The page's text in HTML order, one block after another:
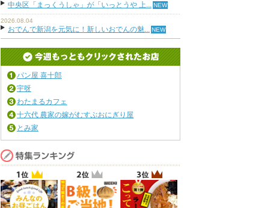
中央区「まっくうしゃ」が「いっとうや 上...
2026.08.04
おでんで新潟を元気に！新しいおでんの魅...
パン屋 喜十郎
宇呀
わたまるカフェ
十六代 農家の嫁がむすぶおにぎり屋
とみ家